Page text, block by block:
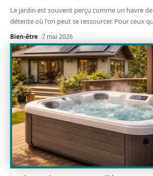
Le jardin est souvent perçu comme un havre
détente où l'on peut se ressourcer. Pour ceux
Bien-être 7 mai 2026